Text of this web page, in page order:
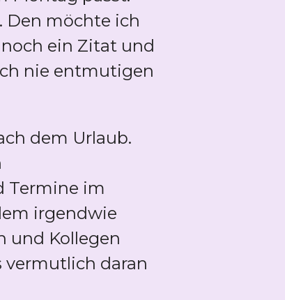
Den möchte ich
ein Zitat und
nie entmutigen
dem Urlaub.
Termine im
irgendwie
und Kollegen
vermutlich daran